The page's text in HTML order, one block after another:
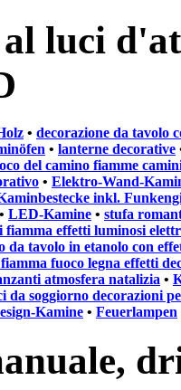
luci
• decorazione da tavolo
• lanterne decorative
del camino fiamme
• Elektro-Wand-
inkl.
• LED-Kamine • stufa
fiamma effetti luminosi
da tavolo in etanolo con
fuoco legna effetti
atmosfera natalizia •
da soggiorno decorazioni
Kamine • Feuerlampen